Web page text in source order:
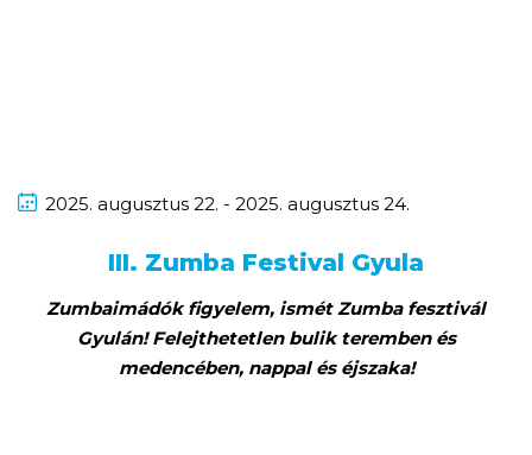
2025. augusztus 22. - 2025. augusztus 24.
III. Zumba Festival Gyula
Zumbaimádók figyelem, ismét Zumba fesztivál
Gyulán!Felejthetetlen bulik teremben és
medencében, nappal és éjszaka!